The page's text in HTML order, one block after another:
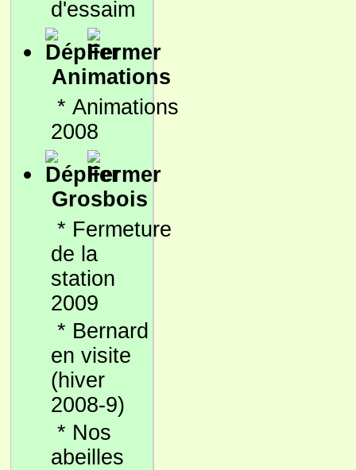
d'essaim
Animations
* Animations
2008
Grosbois
* Fermeture
de la
station
2009
* Bernard
en visite
(hiver
2008-9)
* Nos
abeilles